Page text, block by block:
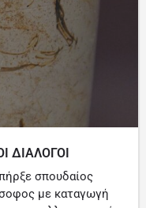
ΔΙΑΛΟΓΟΙ
σπουδαίος
με καταγωγή